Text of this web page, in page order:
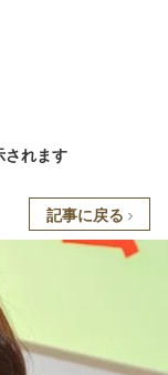
されます
記事に戻る